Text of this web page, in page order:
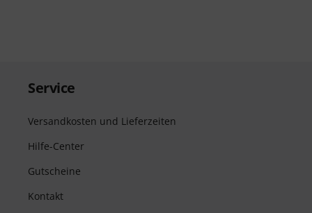
Service
Versandkosten und Lieferzeiten
Hilfe-Center
Gutscheine
Kontakt